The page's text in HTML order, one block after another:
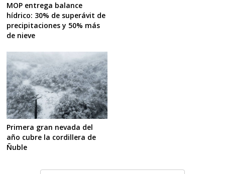
MOP entrega balance
hídrico: 30% de superávit de
precipitaciones y 50% más
de nieve
Primera gran nevada del
año cubre la cordillera de
Ñuble